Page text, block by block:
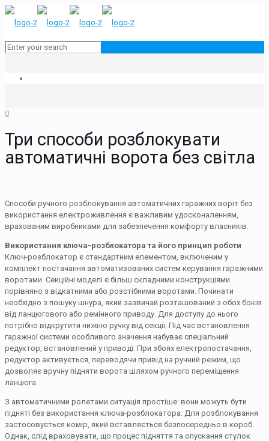
0
Три способи розблокувати
автоматичні ворота без світла
Способи ручного розблокування автоматичних гаражних воріт без
використання електроживлення є важливим удосконаленням,
врахованим виробниками для забезпечення комфорту власників.
Використання ключа-розблокатора та його принцип роботи
Ключ-розблокатор є стандартним елементом, включеним у
комплект постачання автоматизованих систем керування гаражними
воротами. Секційні моделі є більш складними конструкціями
порівняно з відкатними або розстібними воротами. Починати
необхідно з пошуку шнура, який зазвичай розташований з обох боків
від ланцюгового або ремінного приводу. Для доступу до нього
потрібно відкрутити нижню ручку від секції. Під час встановлення
гаражної системи особливого значення набуває спеціальний
редуктор, встановлений у приводі. При збоях електропостачання,
редуктор активується, переводячи привід на ручний режим, що
дозволяє вручну підняти ворота шляхом ручного переміщення
ланцюга.
З автоматичними ролетами ситуація простіше: вони можуть бути
підняті без використання ключа-розблокатора. Для розблокування
застосовується комір, який вставляється безпосередньо в короб.
Однак, слід враховувати, що процес підняття та опускання стулок